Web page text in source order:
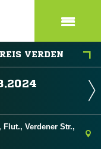
VERDEN
Flut., Verdener Str.,